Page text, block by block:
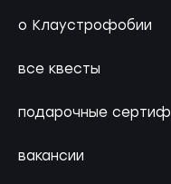
о Клаустрофобии
все квесты
подарочные
вакансии